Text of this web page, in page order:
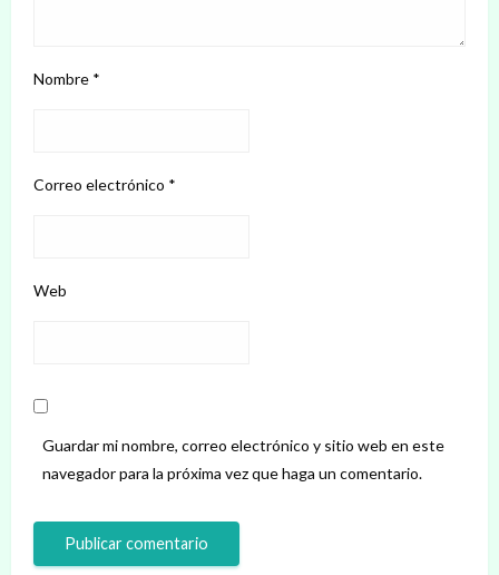
Nombre *
Correo electrónico *
Web
Guardar mi nombre, correo electrónico y sitio web en este
navegador para la próxima vez que haga un comentario.